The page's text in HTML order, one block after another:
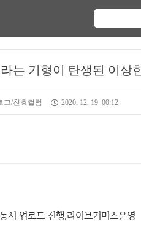
는 기형이 탄생된 이상
그/친효컬럼 2020. 12. 19. 00:12
시 업로드 진행.라이브커머스운영